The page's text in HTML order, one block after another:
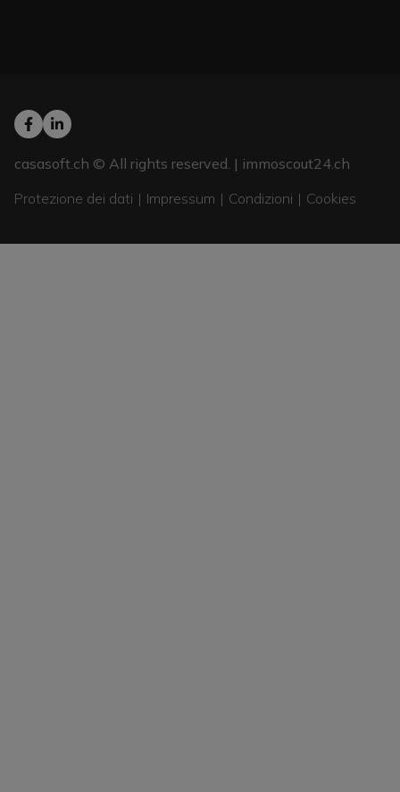
casasoft.ch © All rights reserved. | immoscout24.ch
Protezione dei dati
Impressum Condizioni Cookies